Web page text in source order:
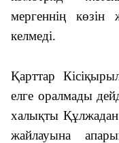
мергеннің
келмеді.
Қарттар
елге оралмады
халықты
жайлауына